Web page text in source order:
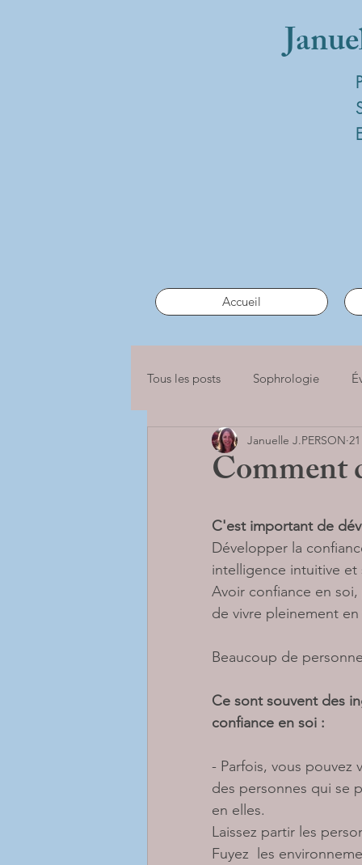
Accueil
Tous les posts Sophrologie
Adolescents Enfants
BILANS DE COMPETENCES
Comment
Januelle J.PERSON
C'est important de
Développer la
intelligence intuitive et
Avoir confiance en
de vivre pleinement
Beaucoup de
Ce sont souvent des
confiance en soi :
- Parfois, vous pouvez
des personnes qui se
en elles.
Laissez partir les
Fuyez  les